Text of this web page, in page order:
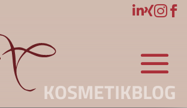
KOSMETIKBLOG



